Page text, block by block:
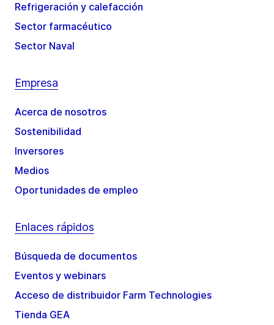
Refrigeración y calefacción
Sector farmacéutico
Sector Naval
Empresa
Acerca de nosotros
Sostenibilidad
Inversores
Medios
Oportunidades de empleo
Enlaces rápidos
Búsqueda de documentos
Eventos y webinars
Acceso de distribuidor Farm Technologies
Tienda GEA